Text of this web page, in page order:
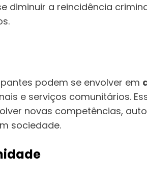
diminuir a reincidência
podem se envolver em
e serviços comunitários.
novas competências,
sociedade.